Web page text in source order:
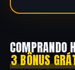
COMPRANDO
3 BÔNUS